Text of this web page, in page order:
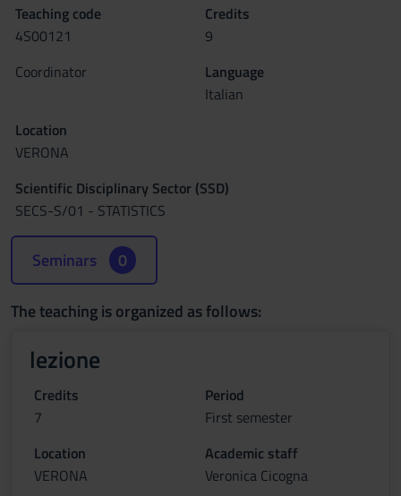
Teaching code
4S00121
Credits
9
Coordinator
Language
Italian
Location
VERONA
Scientific Disciplinary Sector (SSD)
SECS-S/01 - STATISTICS
Seminars 0
The teaching is organized as follows:
lezione
Credits
7
Period
First semester
Location
VERONA
Academic staff
Veronica Cicogna